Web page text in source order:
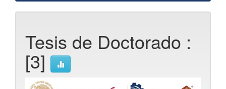
Tesis de Doctorado :
[3]